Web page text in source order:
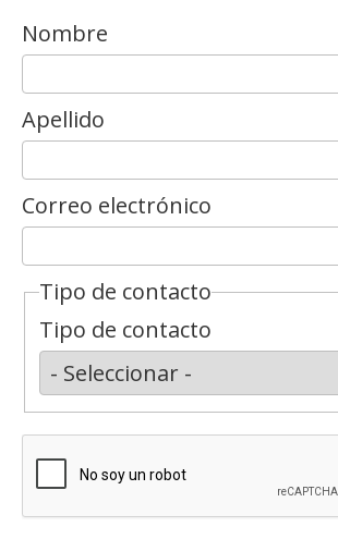
Nombre
Apellido
Correo electrónico
Tipo de contacto
Tipo de contacto